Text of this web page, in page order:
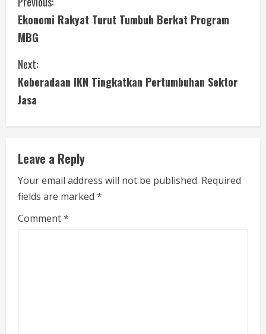
o
n
t
i
n
u
e
R
e
Ekonomi Rakyat Turut Tumbuh Berkat Program
MBG
Next:
Keberadaan IKN Tingkatkan Pertumbuhan Sektor
Jasa
Leave a Reply
Your email address will not be published. Required
fields are marked *
Comment*